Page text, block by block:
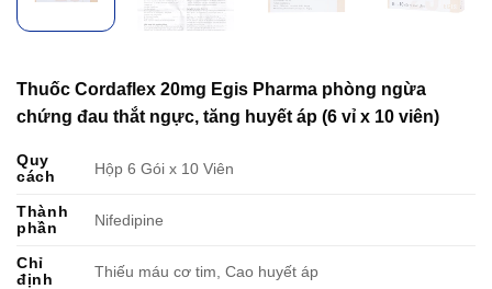
Thuốc Cordaflex 20mg Egis Pharma phòng ngừa
chứng đau thắt ngực, tăng huyết áp (6 vỉ x 10 viên)
Quy
cách
Hộp 6 Gói x 10 Viên
Thành
phần
Nifedipine
Chỉ
định
Thiếu máu cơ tim, Cao huyết áp